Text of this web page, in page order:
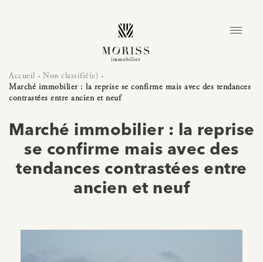
Accueil - Non classifié(e) -
Marché immobilier : la reprise se confirme mais avec des tendances
contrastées entre ancien et neuf
Marché immobilier : la reprise
se confirme mais avec des
tendances contrastées entre
ancien et neuf